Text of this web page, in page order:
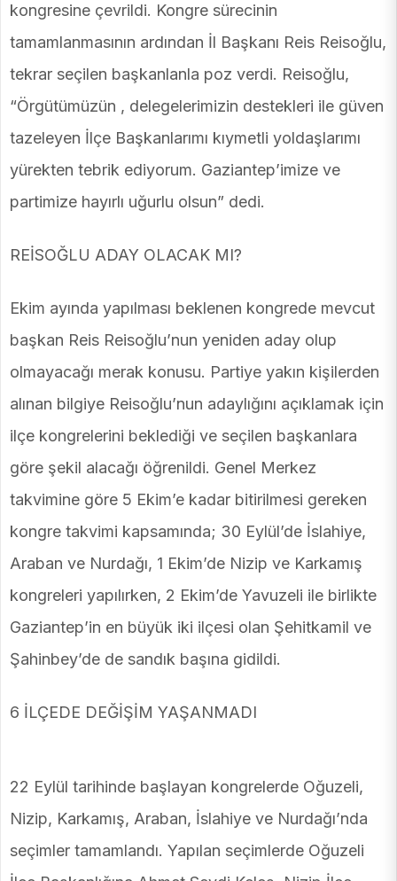
kongresine çevrildi. Kongre sürecinin
tamamlanmasının ardından İl Başkanı Reis Reisoğlu,
tekrar seçilen başkanlanla poz verdi. Reisoğlu,
“Örgütümüzün , delegelerimizin destekleri ile güven
tazeleyen İlçe Başkanlarımı kıymetli yoldaşlarımı
yürekten tebrik ediyorum. Gaziantep’imize ve
partimize hayırlı uğurlu olsun” dedi.
REİSOĞLU ADAY OLACAK MI?
Ekim ayında yapılması beklenen kongrede mevcut
başkan Reis Reisoğlu’nun yeniden aday olup
olmayacağı merak konusu. Partiye yakın kişilerden
alınan bilgiye Reisoğlu’nun adaylığını açıklamak için
ilçe kongrelerini beklediği ve seçilen başkanlara
göre şekil alacağı öğrenildi. Genel Merkez
takvimine göre 5 Ekim’e kadar bitirilmesi gereken
kongre takvimi kapsamında; 30 Eylül’de İslahiye,
Araban ve Nurdağı, 1 Ekim’de Nizip ve Karkamış
kongreleri yapılırken, 2 Ekim’de Yavuzeli ile birlikte
Gaziantep’in en büyük iki ilçesi olan Şehitkamil ve
Şahinbey’de de sandık başına gidildi.
6 İLÇEDE DEĞİŞİM YAŞANMADI
22 Eylül tarihinde başlayan kongrelerde Oğuzeli,
Nizip, Karkamış, Araban, İslahiye ve Nurdağı’nda
seçimler tamamlandı. Yapılan seçimlerde Oğuzeli